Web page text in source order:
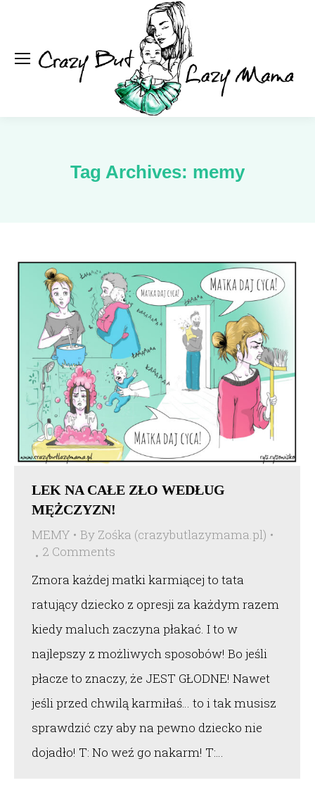
Tag Archives: memy
LEK NA CAŁE ZŁO WEDŁUG
MĘŻCZYZN!
MEMY By Zośka (crazybutlazymama.pl)
2 Comments
Zmora każdej matki karmiącej to tata
ratujący dziecko z opresji za każdym razem
kiedy maluch zaczyna płakać. I to w
najlepszy z możliwych sposobów! Bo jeśli
płacze to znaczy, że JEST GŁODNE! Nawet
jeśli przed chwilą karmiłaś… to i tak musisz
sprawdzić czy aby na pewno dziecko nie
dojadło! T: No weź go nakarm! T:…